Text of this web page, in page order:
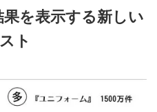
を表示する新しい
ト